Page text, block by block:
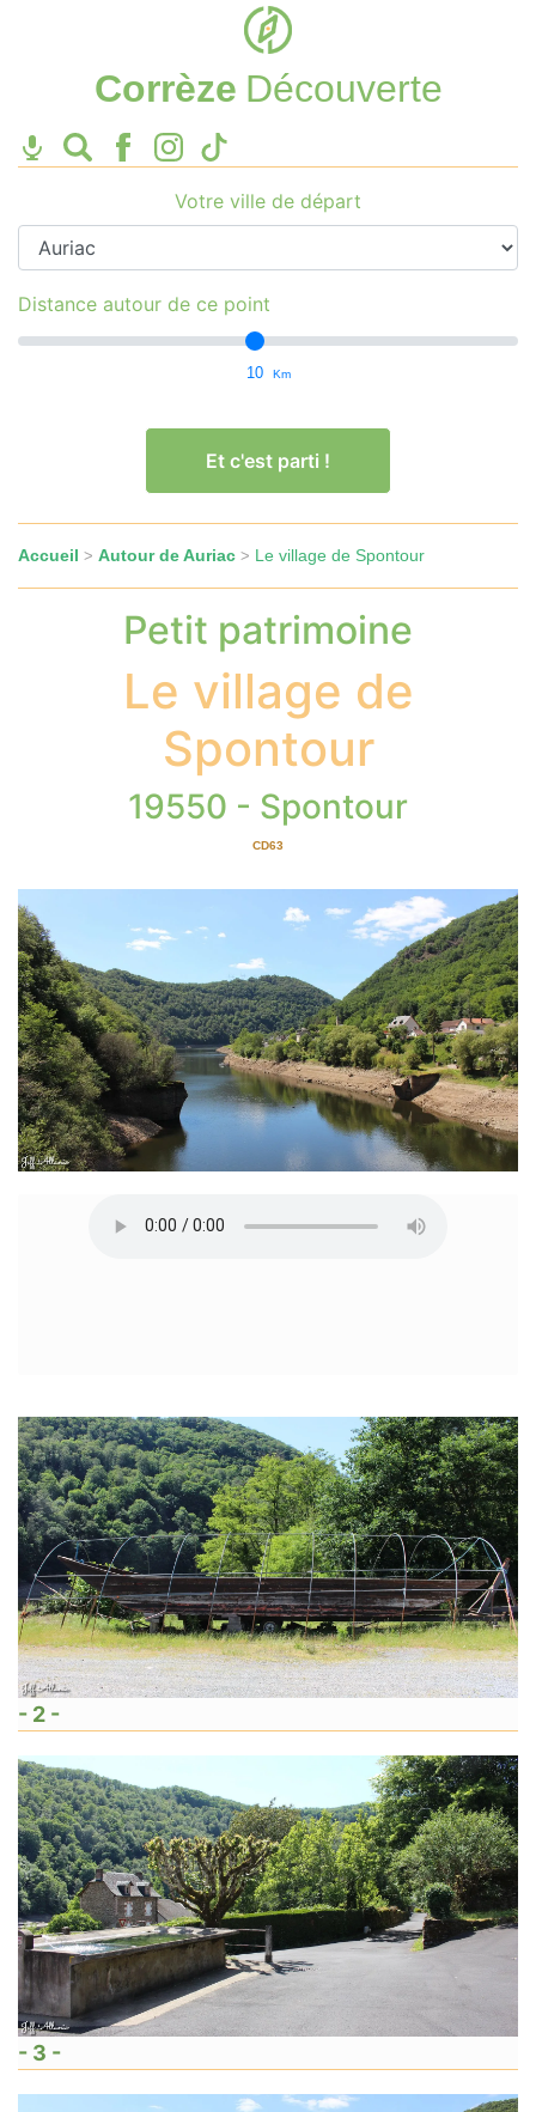
Corrèze Découverte
Votre ville de départ
Distance autour de ce point
10 Km
Et c'est parti !
Accueil > Autour de Auriac > Le village de Spontour
Petit patrimoine
Le village de
Spontour
19550 - Spontour
CD63
- 2 -
- 3 -